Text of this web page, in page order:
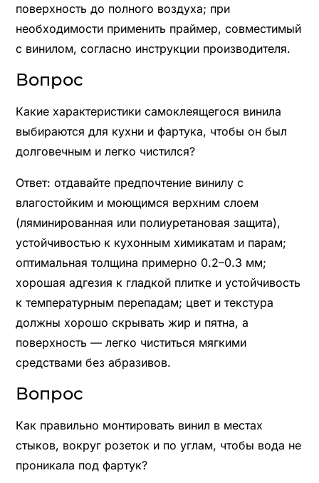
поверхность до полного воздуха; при
необходимости применить праймер, совместимый
с винилом, согласно инструкции производителя.
Вопрос
Какие характеристики самоклеящегося винила
выбираются для кухни и фартука, чтобы он был
долговечным и легко чистился?
Ответ: отдавайте предпочтение винилу с
влагостойким и моющимся верхним слоем
(ляминированная или полиуретановая защита),
устойчивостью к кухонным химикатам и парам;
оптимальная толщина примерно 0.2–0.3 мм;
хорошая адгезия к гладкой плитке и устойчивость
к температурным перепадам; цвет и текстура
должны хорошо скрывать жир и пятна, а
поверхность — легко чиститься мягкими
средствами без абразивов.
Вопрос
Как правильно монтировать винил в местах
стыков, вокруг розеток и по углам, чтобы вода не
проникала под фартук?